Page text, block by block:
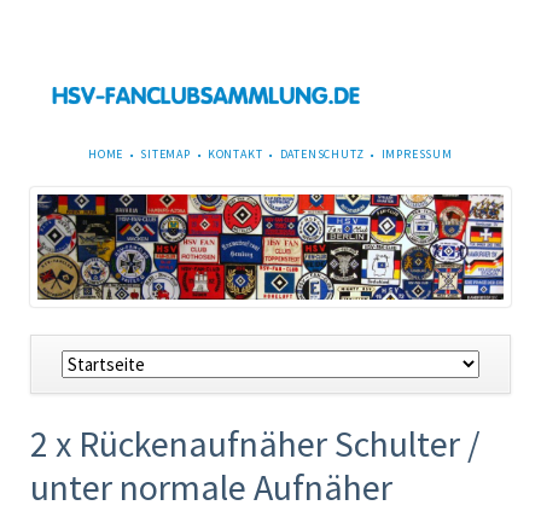
NAVIGATION
HOME SITEMAP KONTAKT DATENSCHUTZ IMPRESSUM
Navigation
überspringen
2 x Rückenaufnäher Schulter /
unter normale Aufnäher